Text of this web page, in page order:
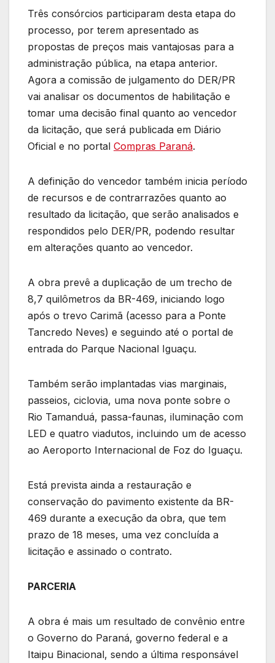
Três consórcios participaram desta etapa do
processo, por terem apresentado as
propostas de preços mais vantajosas para a
administração pública, na etapa anterior.
Agora a comissão de julgamento do DER/PR
vai analisar os documentos de habilitação e
tomar uma decisão final quanto ao vencedor
da licitação, que será publicada em Diário
Oficial e no portal Compras Paraná.
A definição do vencedor também inicia período
de recursos e de contrarrazões quanto ao
resultado da licitação, que serão analisados e
respondidos pelo DER/PR, podendo resultar
em alterações quanto ao vencedor.
A obra prevê a duplicação de um trecho de
8,7 quilômetros da BR-469, iniciando logo
após o trevo Carimã (acesso para a Ponte
Tancredo Neves) e seguindo até o portal de
entrada do Parque Nacional Iguaçu.
Também serão implantadas vias marginais,
passeios, ciclovia, uma nova ponte sobre o
Rio Tamanduá, passa-faunas, iluminação com
LED e quatro viadutos, incluindo um de acesso
ao Aeroporto Internacional de Foz do Iguaçu.
Está prevista ainda a restauração e
conservação do pavimento existente da BR-
469 durante a execução da obra, que tem
prazo de 18 meses, uma vez concluída a
licitação e assinado o contrato.
PARCERIA
A obra é mais um resultado de convênio entre
o Governo do Paraná, governo federal e a
Itaipu Binacional, sendo a última responsável